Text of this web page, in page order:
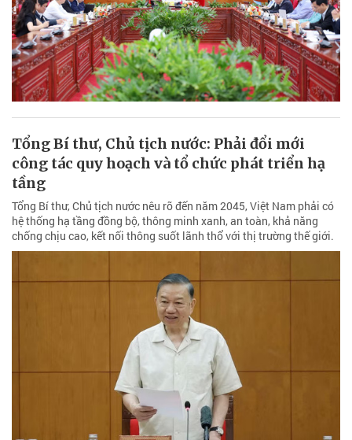
Tổng Bí thư, Chủ tịch nước: Phải đổi mới
công tác quy hoạch và tổ chức phát triển hạ
tầng
Tổng Bí thư, Chủ tịch nước nêu rõ đến năm 2045, Việt Nam phải có
hệ thống hạ tầng đồng bộ, thông minh xanh, an toàn, khả năng
chống chịu cao, kết nối thông suốt lãnh thổ với thị trường thế giới.